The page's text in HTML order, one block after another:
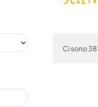
Ci sono